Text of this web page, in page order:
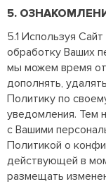
5.
5.1 Используя
обработку Ваших
мы можем время
дополнять,
Политику по
уведомления. Тем
с Вашими
Политикой о
действующей в
размещать